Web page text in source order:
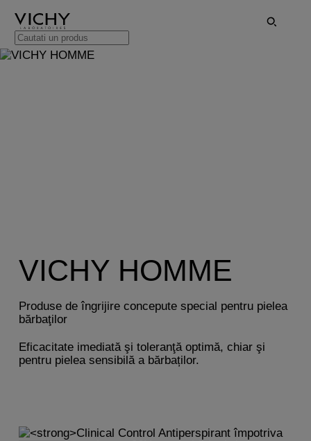
VICHY HOMME
Produse de îngrijire concepute special pentru pielea
bărbaţilor
Eficacitate imediată şi toleranţă optimă, chiar şi
pentru pielea sensibilă a bărbaților.